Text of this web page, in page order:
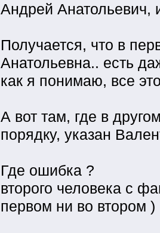
Андрей Анатольевич,
Получается, что в
Анатольевна.. есть
как я понимаю, все
А вот там, где в
порядку, указан
Где ошибка ?
второго человека с
первом ни во втором